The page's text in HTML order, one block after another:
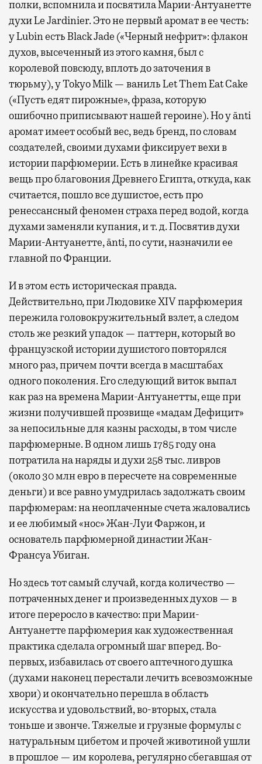
полки, вспомнила и посвятила Марии-Антуанетте
духи Le Jardinier. Это не первый аромат в ее честь:
у Lubin есть Black Jade («Черный нефрит»: флакон
духов, высеченный из этого камня, был с
королевой повсюду, вплоть до заточения в
тюрьму), у Tokyo Milk — ваниль Let Them Eat Cake
(«Пусть едят пирожные», фраза, которую
ошибочно приписывают нашей героине). Но у ānti
аромат имеет особый вес, ведь бренд, по словам
создателей, своими духами фиксирует вехи в
истории парфюмерии. Есть в линейке красивая
вещь про благовония Древнего Египта, откуда, как
считается, пошло все душистое, есть про
ренессансный феномен страха перед водой, когда
духами заменяли купания, и т. д. Посвятив духи
Марии-Антуанетте, ānti, по сути, назначили ее
главной по Франции.
И в этом есть историческая правда.
Действительно, при Людовике XIV парфюмерия
пережила головокружительный взлет, а следом
столь же резкий упадок — паттерн, который во
французской истории душистого повторялся
много раз, причем почти всегда в масштабах
одного поколения. Его следующий виток выпал
как раз на времена Марии-Антуанетты, еще при
жизни получившей прозвище «мадам Дефицит»
за непосильные для казны расходы, в том числе
парфюмерные. В одном лишь 1785 году она
потратила на наряды и духи 258 тыс. ливров
(около 30 млн евро в пересчете на современные
деньги) и все равно умудрилась задолжать своим
парфюмерам: на неоплаченные счета жаловались
и ее любимый «нос» Жан-Луи Фаржон, и
основатель парфюмерной династии Жан-
Франсуа Убиган.
Но здесь тот самый случай, когда количество —
потраченных денег и произведенных духов — в
итоге переросло в качество: при Марии-
Антуанетте парфюмерия как художественная
практика сделала огромный шаг вперед. Во-
первых, избавилась от своего аптечного душка
(духами наконец перестали лечить всевозможные
хвори) и окончательно перешла в область
искусства и удовольствий, во-вторых, стала
тоньше и звонче. Тяжелые и грузные формулы с
натуральным цибетом и прочей животиной ушли
в прошлое — им королева, регулярно cбегавшая от